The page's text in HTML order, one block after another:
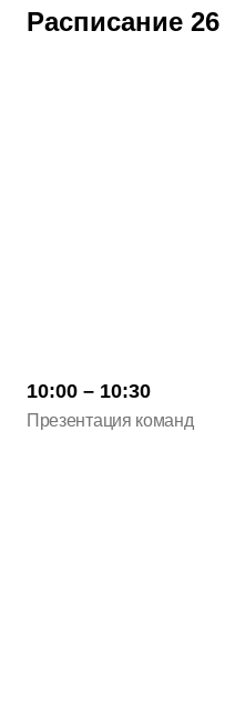
Расписание 26
10:00 – 10:30
Презентация команд